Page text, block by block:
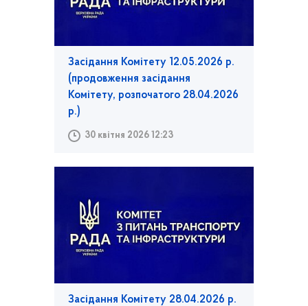
Засідання Комітету 12.05.2026 р.
(продовження засідання
Комітету, розпочатого 28.04.2026
р.)
30 квітня 2026 12:23
Засідання Комітету 28.04.2026 р.